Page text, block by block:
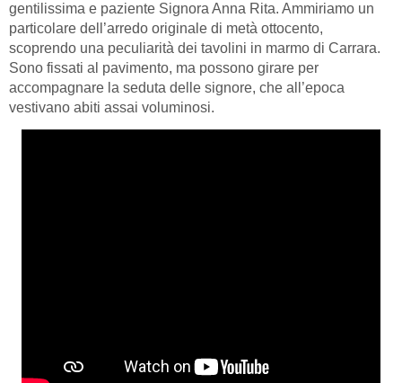
gentilissima e paziente Signora Anna Rita. Ammiriamo un
particolare dell’arredo originale di metà ottocento,
scoprendo una peculiarità dei tavolini in marmo di Carrara.
Sono fissati al pavimento, ma possono girare per
accompagnare la seduta delle signore, che all’epoca
vestivano abiti assai voluminosi.